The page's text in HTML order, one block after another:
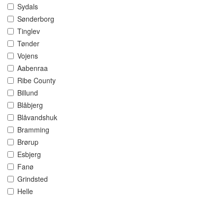
Sydals
Sønderborg
Tinglev
Tønder
Vojens
Aabenraa
Ribe County
Billund
Blåbjerg
Blåvandshuk
Bramming
Brørup
Esbjerg
Fanø
Grindsted
Helle